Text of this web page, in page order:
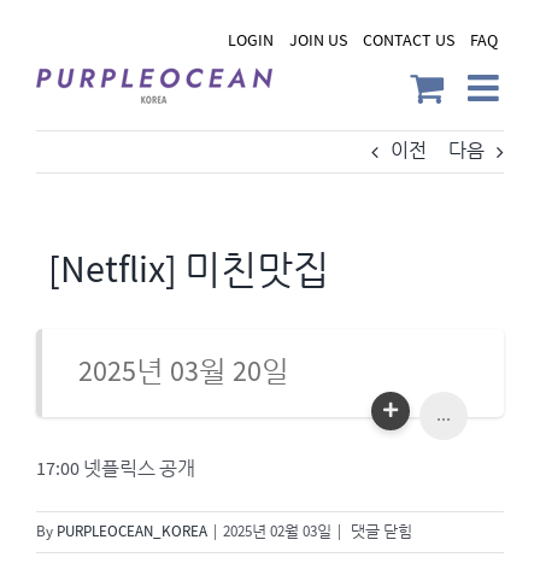
content
LOGIN JOIN US CONTACT US FAQ
이전 다음
[Netflix] 미친맛집
2025년 03월 20일
...
17:00 넷플릭스 공개
By PURPLEOCEAN_KOREA 2025년 02월 03일
[Netflix]
미
댓글 닫힘